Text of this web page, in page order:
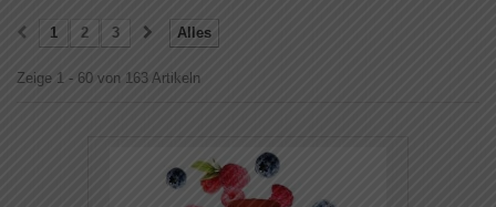
Alles
1 2 3
Zeige 1 - 60 von 163 Artikeln